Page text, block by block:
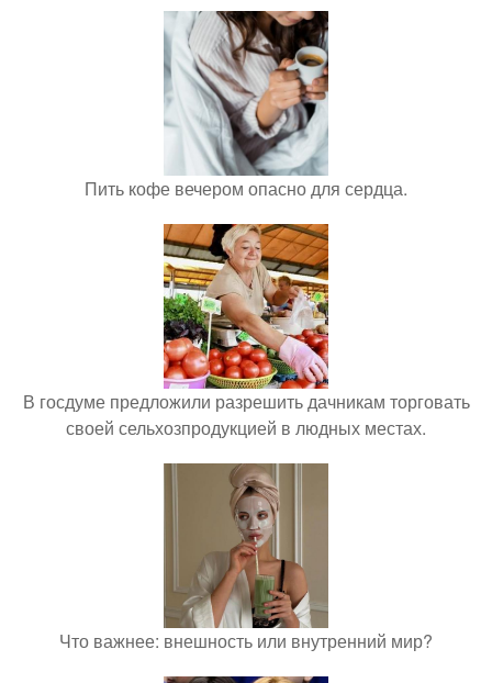
Пить кофе вечером опасно для сердца.
В госдуме предложили разрешить дачникам торговать
своей сельхозпродукцией в людных местах.
Что важнее: внешность или внутренний мир?